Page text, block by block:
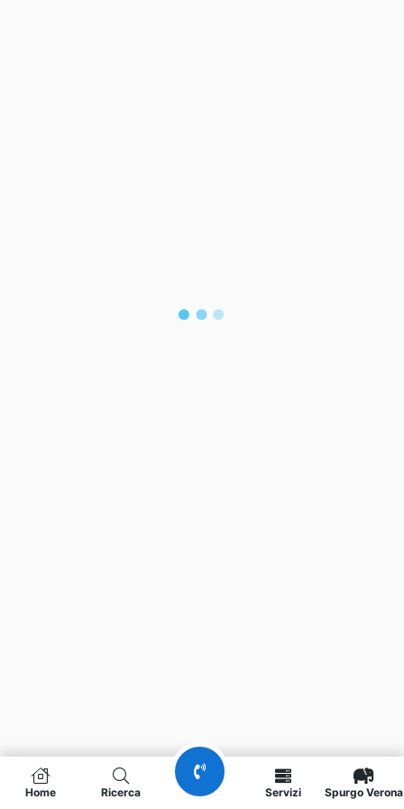
Home Ricerca Servizi Spurgo Verona